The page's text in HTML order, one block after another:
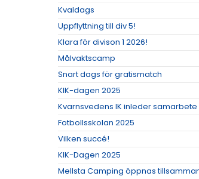
Kvaldags
Uppflyttning till div 5!
Klara för divison 1 2026!
Målvaktscamp
Snart dags för gratismatch
KIK-dagen 2025
Kvarnsvedens IK inleder
Fotbollsskolan 2025
Vilken succé!
KIK-Dagen 2025
Mellsta Camping öppnas